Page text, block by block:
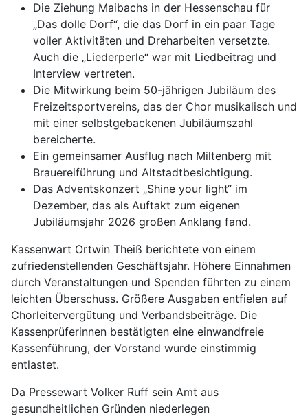
Die Ziehung Maibachs in der Hessenschau für
„Das dolle Dorf“, die das Dorf in ein paar Tage
voller Aktivitäten und Dreharbeiten versetzte.
Auch die „Liederperle“ war mit Liedbeitrag und
Interview vertreten.
Die Mitwirkung beim 50-jährigen Jubiläum des
Freizeitsportvereins, das der Chor musikalisch und
mit einer selbstgebackenen Jubiläumszahl
bereicherte.
Ein gemeinsamer Ausflug nach Miltenberg mit
Brauereiführung und Altstadtbesichtigung.
Das Adventskonzert „Shine your light“ im
Dezember, das als Auftakt zum eigenen
Jubiläumsjahr 2026 großen Anklang fand.
Kassenwart Ortwin Theiß berichtete von einem
zufriedenstellenden Geschäftsjahr. Höhere Einnahmen
durch Veranstaltungen und Spenden führten zu einem
leichten Überschuss. Größere Ausgaben entfielen auf
Chorleitervergütung und Verbandsbeiträge. Die
Kassenprüferinnen bestätigten eine einwandfreie
Kassenführung, der Vorstand wurde einstimmig
entlastet.
Da Pressewart Volker Ruff sein Amt aus
gesundheitlichen Gründen niederlegen